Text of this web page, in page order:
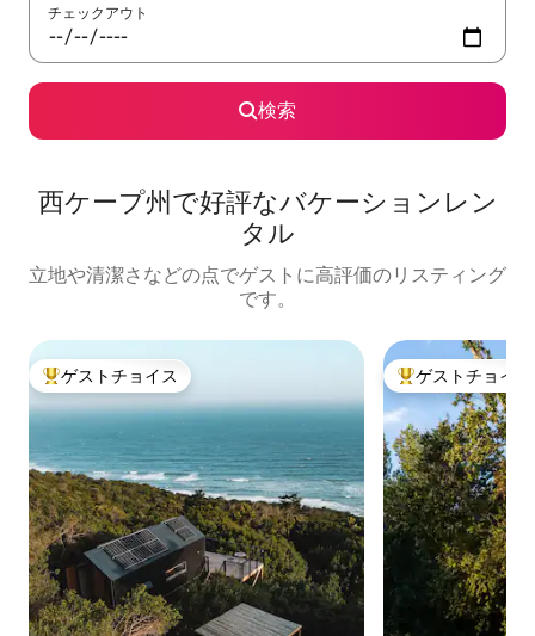
チェックアウト
検索
西ケープ州で好評なバケーションレン
タル
立地や清潔さなどの点でゲストに高評価のリスティング
です。
大好評のゲストチョイスです。
ゲストチョイス 大好評のゲスト
ゲストチョイス